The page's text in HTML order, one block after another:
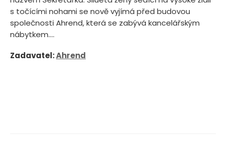
s točícími nohami se nově vyjímá před budovou
společnosti Ahrend, která se zabývá kancelářským
nábytkem....
Zadavatel:Ahrend